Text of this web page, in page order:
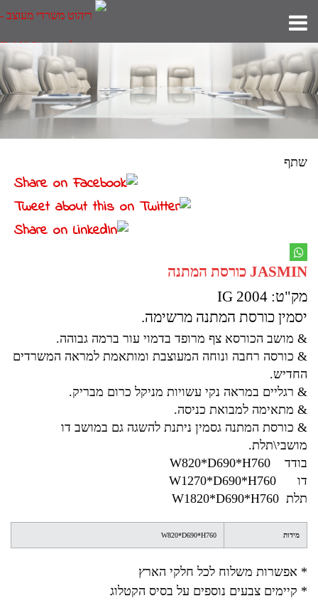
שתף
JASMIN כורסת המתנה
מק"ט: IG 2004
יסמין כורסת המתנה מרשימה.
& מושב הכורסא צף מרופד בדמוי עור ברמה גבוהה.
& כורסה רחבה ונוחה המעוצבת ומותאמת למראה המשרדים
החדיש.
& רגליים במראה נקי עשויות מניקל כרום מבריק.
& מתאימה למבואת כניסה.
& כורסת המתנה גסמין ניתנת להשגה גם במושב דו
מושבי\תלת.
בודד
W820*D690*H760
דו W1270*D690*H760
תלת W1820*D690*H760
מידות W820*D690*H760
* אפשרות משלוח לכל חלקי הארץ
* קיימים צבעים נוספים על בסיס הקטלוג